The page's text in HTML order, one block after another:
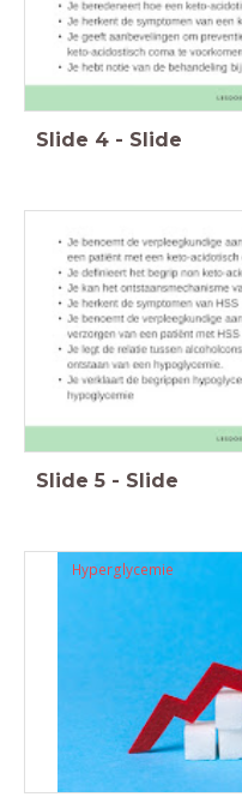
Slide 4 - Slide
Slide 5 - Slide
Hyperglycemie